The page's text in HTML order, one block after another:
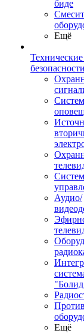
биде
Ещё
Технические
безопасности
Аудио/
Ещё